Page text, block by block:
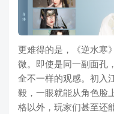
更难得的是，《逆水寒
微。即使是同一副面孔
全不一样的观感。初入
毅，一眼就能从角色脸
格以外，玩家们甚至还